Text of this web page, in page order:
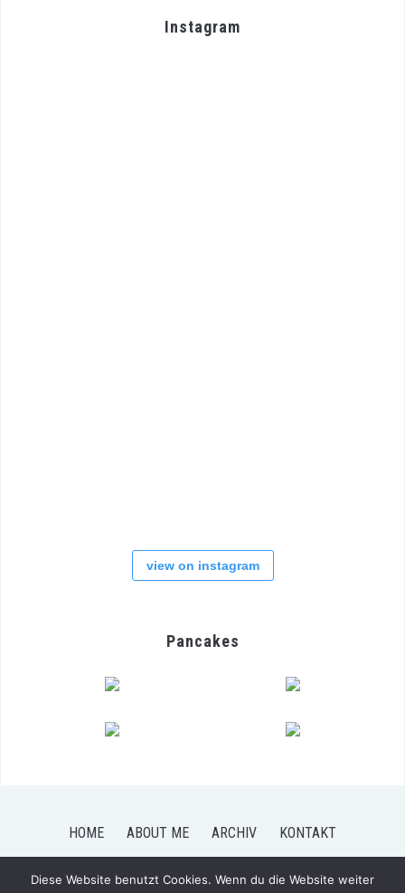
Instagram
view on instagram
Pancakes
HOME ABOUT ME ARCHIV KONTAKT
Diese Website benutzt Cookies. Wenn du die Website weiter